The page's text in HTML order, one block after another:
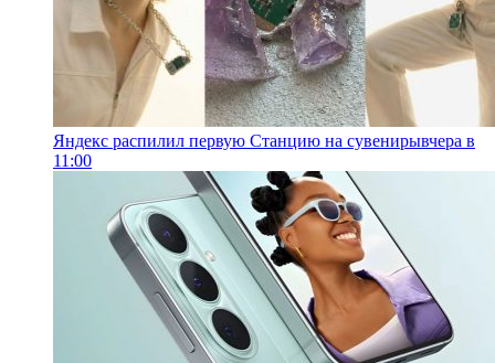
Яндекс распилил первую Станцию на сувенирывчера в
11:00